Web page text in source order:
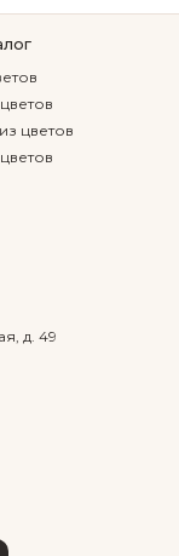
цветов
д. 49